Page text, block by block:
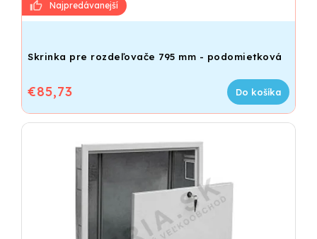
Skrinka pre rozdeľovače 795 mm - podomietková
€85,73 Do košíka